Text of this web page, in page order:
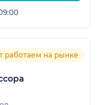
работаем на рынке